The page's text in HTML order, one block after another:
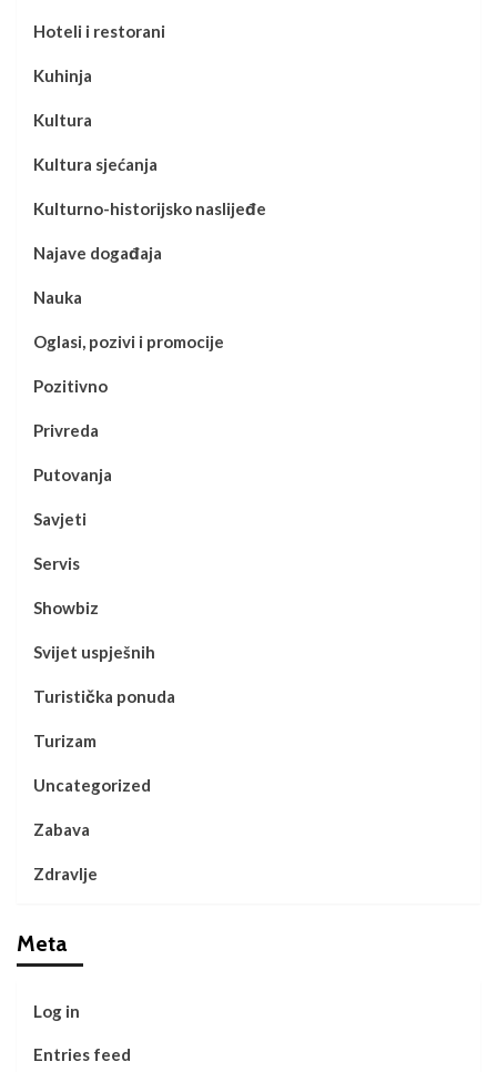
Hoteli i restorani
Kuhinja
Kultura
Kultura sjećanja
Kulturno-historijsko naslijeđe
Najave događaja
Nauka
Oglasi, pozivi i promocije
Pozitivno
Privreda
Putovanja
Savjeti
Servis
Showbiz
Svijet uspješnih
Turistička ponuda
Turizam
Uncategorized
Zabava
Zdravlje
Meta
Log in
Entries feed